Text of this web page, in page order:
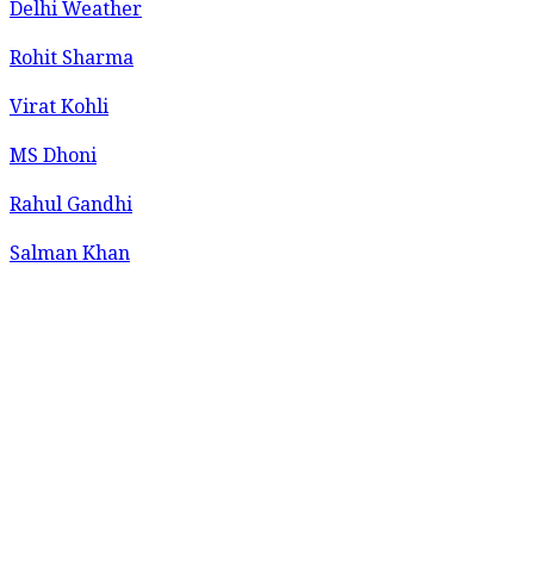
Delhi Weather
Rohit Sharma
Virat Kohli
MS Dhoni
Rahul Gandhi
Salman Khan